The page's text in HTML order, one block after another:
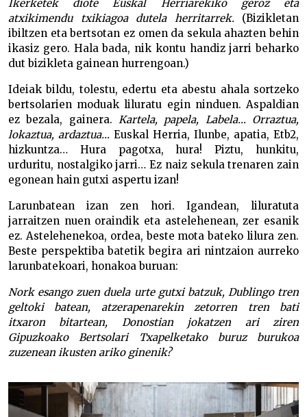
Ikerketek diote Euskal Herriarekiko geroz eta
atxikimendu txikiagoa dutela herritarrek. (Bizikletan
ibiltzen eta bertsotan ez omen da sekula ahazten behin
ikasiz gero. Hala bada, nik kontu handiz jarri beharko
dut bizikleta gainean hurrengoan.)
Ideiak bildu, tolestu, edertu eta abestu ahala sortzeko
bertsolarien moduak liluratu egin ninduen. Aspaldian
ez bezala, gainera. Kartela, papela, Labela… Orraztua,
lokaztua, ardaztua… Euskal Herria, Ilunbe, apatia, Etb2,
hizkuntza… Hura pagotxa, hura! Piztu, hunkitu,
urduritu, nostalgiko jarri… Ez naiz sekula trenaren zain
egonean hain gutxi aspertu izan!
Larunbatean izan zen hori. Igandean, liluratuta
jarraitzen nuen oraindik eta astelehenean, zer esanik
ez. Astelehenekoa, ordea, beste mota bateko lilura zen.
Beste perspektiba batetik begira ari nintzaion aurreko
larunbatekoari, honakoa buruan:
Nork esango zuen duela urte gutxi batzuk, Dublingo tren
geltoki batean, atzerapenarekin zetorren tren bati
itxaron bitartean, Donostian jokatzen ari ziren
Gipuzkoako Bertsolari Txapelketako buruz burukoa
zuzenean ikusten ariko ginenik?